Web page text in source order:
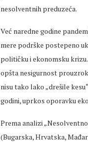
nesolventnih preduzeća.
Već naredne godine
mere podrške postepeno
političku i ekonomsku
opšta nesigurnost
nisu tako lako „drešile
godini, uprkos oporavku
Prema analizi
(Bugarska, Hrvatska,